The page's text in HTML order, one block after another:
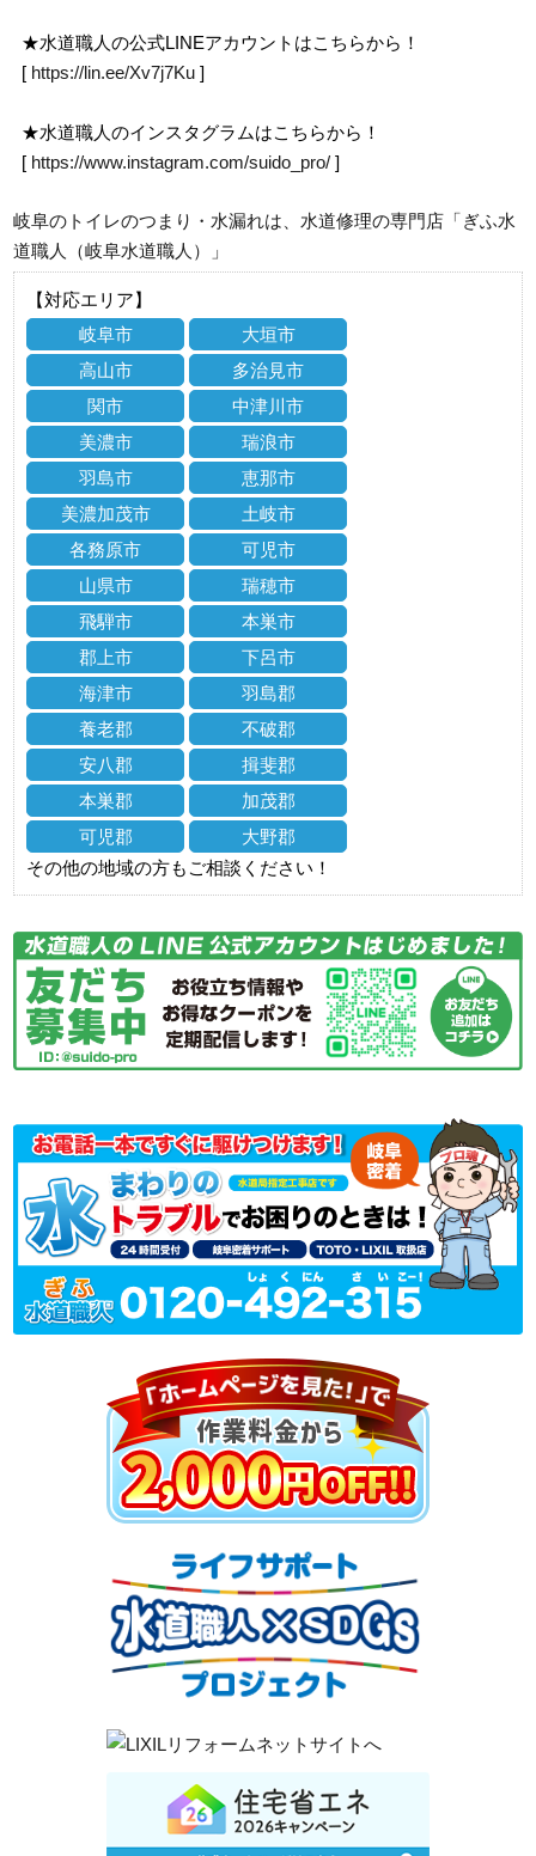
★水道職人の公式LINEアカウントはこちらから！
[ https://lin.ee/Xv7j7Ku ]
★水道職人のインスタグラムはこちらから！
[ https://www.instagram.com/suido_pro/ ]
岐阜のトイレのつまり・水漏れは、水道修理の専門店「ぎふ水
道職人（岐阜水道職人）」
【対応エリア】
岐阜市
大垣市
高山市
多治見市
関市
中津川市
美濃市
瑞浪市
羽島市
恵那市
美濃加茂市
土岐市
各務原市
可児市
山県市
瑞穂市
飛騨市
本巣市
郡上市
下呂市
海津市
羽島郡
養老郡
不破郡
安八郡
揖斐郡
本巣郡
加茂郡
可児郡
大野郡
その他の地域の方もご相談ください！